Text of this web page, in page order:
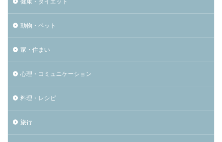
動物・ペット
家・住まい
心理・コミュニケーション
料理・レシピ
旅行